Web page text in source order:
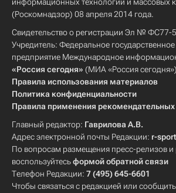
(Роскомнадзор) 08 апреля 2014 года.
Свидетельство о регистрации Эл № ФС77-
Учредитель: Федеральное
предприятие Международное
«Россия сегодня» (МИА «Россия
Правила использования материалов
Политика конфиденциальности
Правила применения рекомендательных
Главный редактор: Гаврилова А.В.
Адрес электронной почты Редакции: r-
По вопросам размещения пресс-релизов
воспользуйтесьформой обратной связи
Телефон Редакции: 7 (495) 645-6601
Чтобы связаться с редакцией или